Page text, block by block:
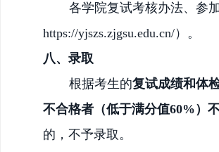
各学院复试考核办法、参
https://yjszs.zjgsu.edu.cn/）。
八、录取
根据考生的复试成绩和体
不合格者（低于满分值60%）
的，不予录取。